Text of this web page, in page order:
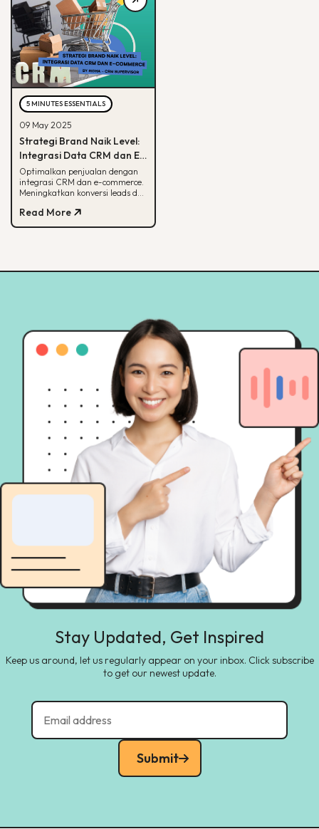
5 MINUTES ESSENTIALS
09 May 2025
Strategi Brand Naik Level:
Integrasi Data CRM dan E-
commerce
Optimalkan penjualan dengan
integrasi CRM dan e-commerce.
Meningkatkan konversi leads dan
terarah
Read More
Stay Updated, Get Inspired
Keep us around, let us regularly appear on your inbox. Click subscribe
to get our newest update.
Submit